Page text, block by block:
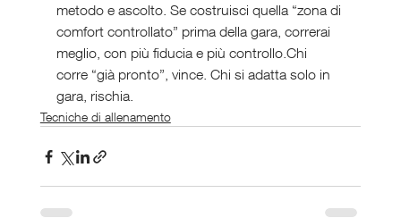
metodo e ascolto. Se costruisci quella “zona di
comfort controllato” prima della gara, correrai
meglio, con più fiducia e più controllo.Chi
corre “già pronto”, vince. Chi si adatta solo in
gara, rischia.
Tecniche di allenamento